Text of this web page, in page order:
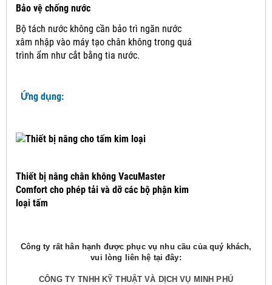
Bảo vệ chống nước
Bộ tách nước không cần bảo trì ngăn nước
xâm nhập vào máy tạo chân không trong quá
trình ẩm như cắt bằng tia nước.
Ứng dụng:
Thiết bị nâng chân không VacuMaster
Comfort cho phép tải và dỡ các bộ phận kim
loại tấm
Công ty rất hân hạnh được phục vụ nhu cầu của quý khách,
vui lòng liên hệ tại đây:
CÔNG TY TNHH KỸ THUẬT VÀ DỊCH VỤ MINH PHÚ